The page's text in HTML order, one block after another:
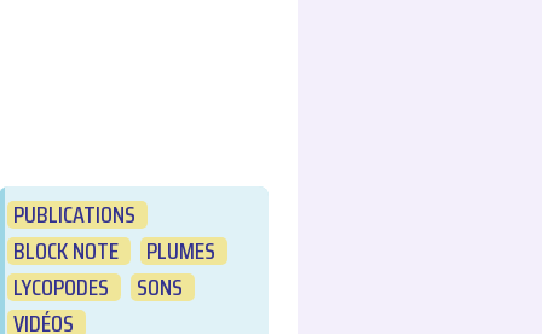
PUBLICATIONS
BLOCK NOTE
PLUMES
LYCOPODES
SONS
VIDÉOS